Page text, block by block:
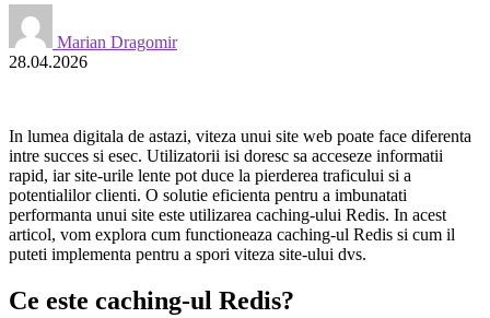
Marian Dragomir
28.04.2026
In lumea digitala de astazi, viteza unui site web poate face diferenta
intre succes si esec. Utilizatorii isi doresc sa acceseze informatii
rapid, iar site-urile lente pot duce la pierderea traficului si a
potentialilor clienti. O solutie eficienta pentru a imbunatati
performanta unui site este utilizarea caching-ului Redis. In acest
articol, vom explora cum functioneaza caching-ul Redis si cum il
puteti implementa pentru a spori viteza site-ului dvs.
Ce este caching-ul Redis?